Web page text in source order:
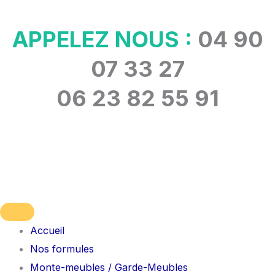
contenu
APPELEZ NOUS : 04 90
07 33 27
06 23 82 55 91
Accueil
Nos formules
Monte-meubles / Garde-Meubles